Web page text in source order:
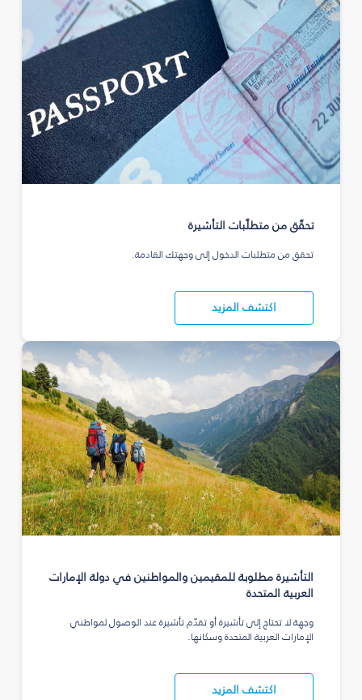
تحقّق من متطلّبات التأشيرة
تحقق من متطلبات الدخول إلى وجهتك القادمة.
اكتشف المزيد
التأشيرة مطلوبة للمقيمين والمواطنين في دولة الإمارات
العربية المتحدة
وجهة لا تحتاج إلى تأشيرة أو تقدّم تأشيرة عند الوصول لمواطني
الإمارات العربية المتحدة وسكانها.
اكتشف المزيد